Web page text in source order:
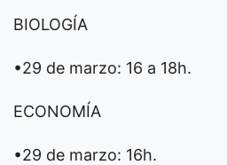
BIOLOGÍA
•29 de marzo: 16 a 18h.
ECONOMÍA
•29 de marzo: 16h.